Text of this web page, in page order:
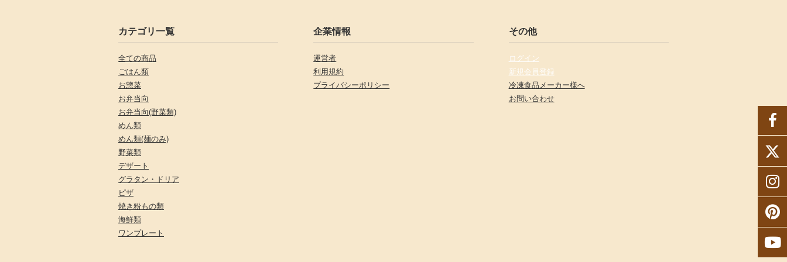
カテゴリ一覧
全ての商品
ごはん類
お惣菜
お弁当向
お弁当向(野菜類)
めん類
めん類(麺のみ)
野菜類
デザート
グラタン・ドリア
ピザ
焼き粉もの類
海鮮類
ワンプレート
企業情報
運営者
利用規約
プライバシーポリシー
その他
ログイン
新規会員登録
冷凍食品メーカー様へ
お問い合わせ